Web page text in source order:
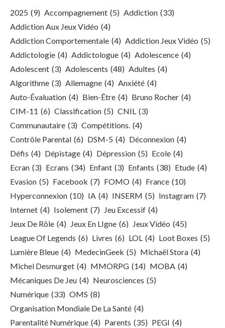
2025 (9) Accompagnement (5) Addiction (33)
Addiction Aux Jeux Vidéo (4)
Addiction Comportementale (4) Addiction Jeux Vidéo (5)
Addictologie (4) Addictologue (4) Adolescence (4)
Adolescent (3) Adolescents (48) Adultes (4)
Algorithme (3) Allemagne (4) Anxiété (4)
Auto-Évaluation (4) Bien-Être (4) Bruno Rocher (4)
CIM-11 (6) Classification (5) CNIL (3)
Communautaire (3) Compétitions. (4)
Contrôle Parental (6) DSM-5 (4) Déconnexion (4)
Défis (4) Dépistage (4) Dépression (5) Ecole (4)
Ecran (3) Ecrans (34) Enfant (3) Enfants (38) Etude (4)
Evasion (5) Facebook (7) FOMO (4) France (10)
Hyperconnexion (10) IA (4) INSERM (5) Instagram (7)
Internet (4) Isolement (7) Jeu Excessif (4)
Jeux De Rôle (4) Jeux En LIgne (6) Jeux Vidéo (45)
League Of Legends (6) Livres (6) LOL (4) Loot Boxes (5)
Lumière Bleue (4) MedecinGeek (5) Michaël Stora (4)
Michel Desmurget (4) MMORPG (14) MOBA (4)
Mécaniques De Jeu (4) Neurosciences (5)
Numérique (33) OMS (8)
Organisation Mondiale De La Santé (4)
Parentalité Numérique (4) Parents (35) PEGI (4)